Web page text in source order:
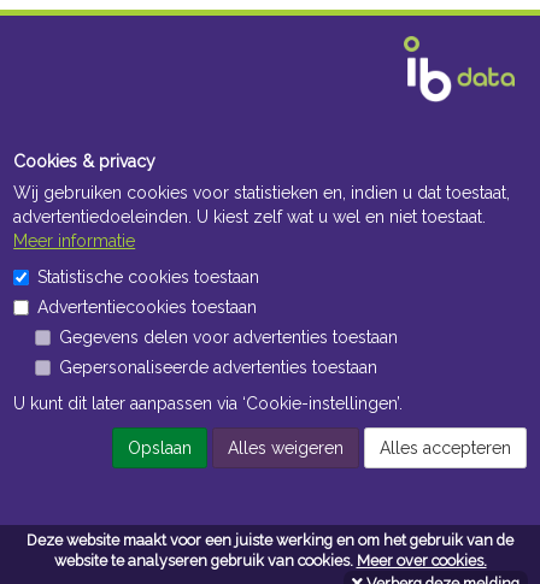
Deze website maakt voor een juiste werking en om het gebruik van de
website te analyseren gebruik van cookies. Meer over cookies.
Openingstijden Kantoor
ma t/m vr 8:30 uur tot 17:00 uur
Openingstijden Magazijn
ma t/m vr 7:00 uur tot 16:30 uur
Algemene voorwaarden
Cookies & privacy
Wij gebruiken cookies voor statistieken en, indien u dat toestaat,
advertentiedoeleinden. U kiest zelf wat u wel en niet toestaat.
Meer informatie
Statistische cookies toestaan
Advertentiecookies toestaan
Gegevens delen voor advertenties toestaan
Gepersonaliseerde advertenties toestaan
U kunt dit later aanpassen via ‘Cookie-instellingen’.
Opslaan Alles weigeren Alles accepteren